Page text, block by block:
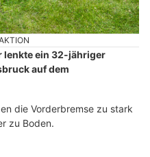
lenkte ein 32-jähriger
auf dem
die Vorderbremse zu stark
zu Boden.